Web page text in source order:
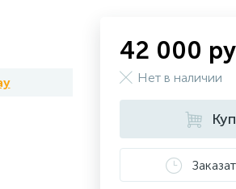
42 000
Нет в наличии